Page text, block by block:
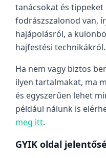
tanácsokat és tippeket
fodrászszalonod van,
hajápolásról, a
hajfestési technikákról.
Ha nem vagy biztos
ilyen tartalmakat, ma
és egyszerűen lehet
például nálunk is
meg itt.
GYIK oldal